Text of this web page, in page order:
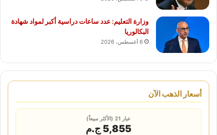
وزارة التعليم: عدد ساعات دراسية أكبر لمواد شهادة
البكالوريا
6 أغسطس، 2026
أسعار الذهب الآن
عيار 21 (الأكثر مبيعاً)
5,855 ج.م